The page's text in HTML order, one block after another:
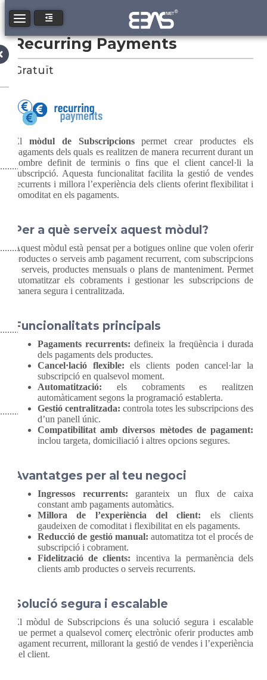
Toggle navigation
Recurring Payments
Gratuït
El mòdul de Subscripcionspermet crear productes els
pagaments dels quals es realitzen de manera recurrent durant un
nombre definit de terminis o fins que el client cancel·li la
subscripció. Aquesta funcionalitat facilita la gestió de vendes
recurrents i millora l’experiència dels clients oferint flexibilitat i
comoditat en els pagaments.
Per a què serveix aquest mòdul?
Aquest mòdul està pensat per a botigues online que volen oferir
productes o serveis amb pagament recurrent, com subscripcions
a serveis, productes mensuals o plans de manteniment. Permet
automatitzar els cobraments i gestionar les subscripcions de
manera segura i centralitzada.
Funcionalitats principals
Pagaments recurrents: defineix la freqüència i durada
dels pagaments dels productes.
Cancel·lació flexible: els clients poden cancel·lar la
subscripció en qualsevol moment.
Automatització: els cobraments es realitzen
automàticament segons la programació establerta.
Gestió centralitzada: controla totes les subscripcions des
d’un panell únic.
Compatibilitat amb diversos mètodes de pagament:
inclou targeta, domiciliació i altres opcions segures.
Avantatges per al teu negoci
Ingressos recurrents: garanteix un flux de caixa
constant amb pagaments automàtics.
Millora de l’experiència del client: els clients
gaudeixen de comoditat i flexibilitat en els pagaments.
Reducció de gestió manual: automatitza tot el procés de
subscripció i cobrament.
Fidelització de clients: incentiva la permanència dels
clients amb productes o serveis recurrents.
Solució segura i escalable
El mòdul de Subscripcions és una solució segura i escalable
que permet a qualsevol comerç electrònic oferir productes amb
pagament recurrent, millorant la gestió de vendes i l’experiència
del client.